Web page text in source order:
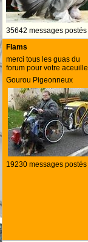
35642 messages postés
Flams
merci tous les guas du
forum pour votre aceuille
Gourou Pigeonneux
19230 messages postés